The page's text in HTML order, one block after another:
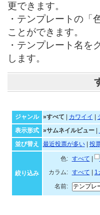
更できます。
・テンプレートの「
ことができます。
・テンプレート名を
します。
ジャンル »すべて カワイイ
表示形式
»サムネイルビュー|
並び替え
最近投票が多い| 投
絞り込み
色: すべて
カラム:
すべて 1
名前: